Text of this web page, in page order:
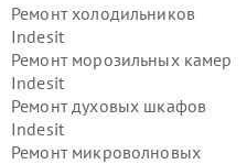
Ремонт холодильников
Indesit
Ремонт морозильных камер
Indesit
Ремонт духовых шкафов
Indesit
Ремонт микроволновых